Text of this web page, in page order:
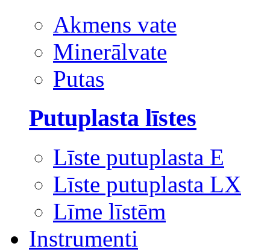
Akmens vate
Minerālvate
Putas
Putuplasta līstes
Līste putuplasta E
Līste putuplasta LX
Līme līstēm
Instrumenti